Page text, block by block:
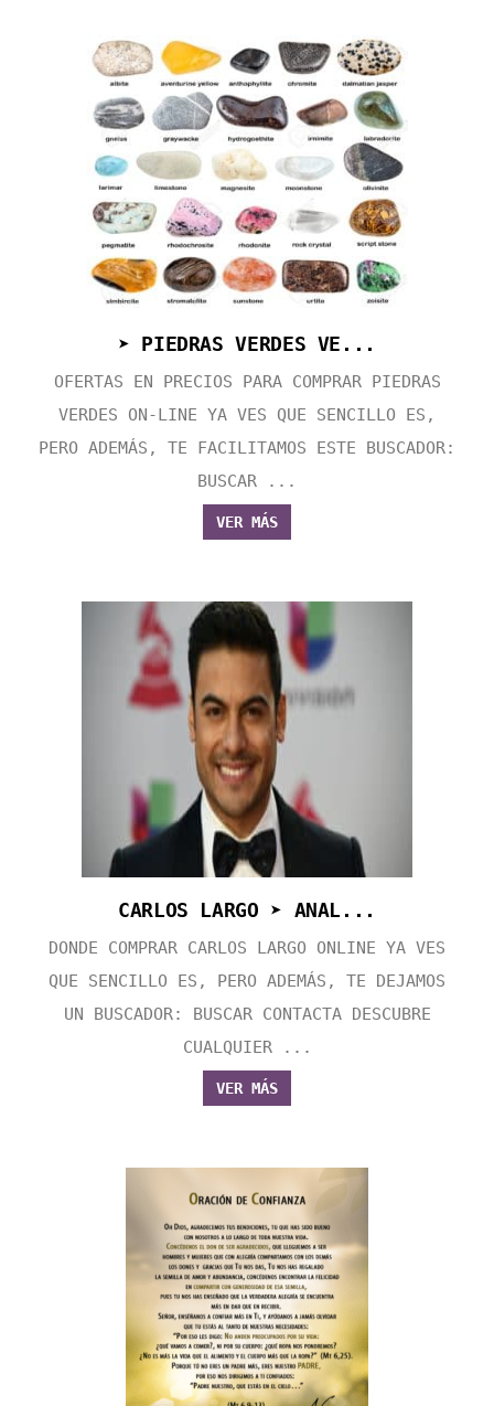
➤ PIEDRAS VERDES VE...
OFERTAS EN PRECIOS PARA COMPRAR PIEDRAS
VERDES ON-LINE YA VES QUE SENCILLO ES,
PERO ADEMÁS, TE FACILITAMOS ESTE BUSCADOR:
BUSCAR ...
VER MÁS
CARLOS LARGO ➤ ANAL...
DONDE COMPRAR CARLOS LARGO ONLINE YA VES
QUE SENCILLO ES, PERO ADEMÁS, TE DEJAMOS
UN BUSCADOR: BUSCAR CONTACTA DESCUBRE
CUALQUIER ...
VER MÁS